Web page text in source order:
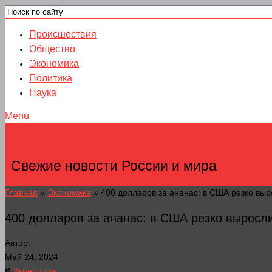
Происшествия
Общество
Экономика
Политика
Наука
Menu
Свежие новости России и мира
Главная » Экономика » 400 долларов за ананас: в США резко
400 долларов за ананас: в США резко
Автор:
Май 24, 2024